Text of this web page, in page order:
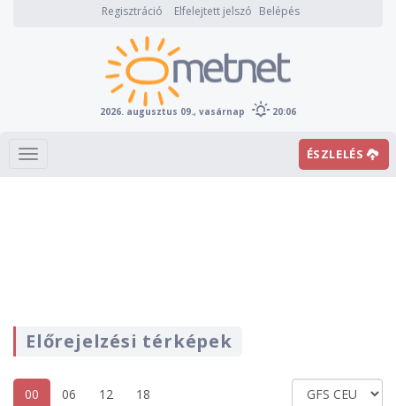
Regisztráció Elfelejtett jelszó Belépés
2026. augusztus 09., vasárnap 20:06
ÉSZLELÉS
Előrejelzési térképek
00 06 12 18